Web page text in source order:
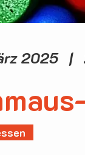
2025 |